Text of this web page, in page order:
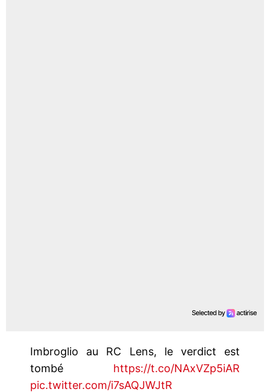
Imbroglio au RC Lens, le verdict est
tombé https://t.co/NAxVZp5iAR
pic.twitter.com/i7sAQJWJtR